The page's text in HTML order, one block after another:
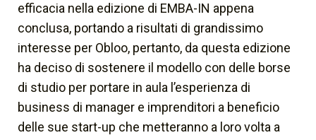
efficacia nella edizione di EMBA-IN appena
conclusa, portando a risultati di grandissimo
interesse per Obloo, pertanto, da questa edizione
ha deciso di sostenere il modello con delle borse
di studio per portare in aula l’esperienza di
business di manager e imprenditori a beneficio
delle sue start-up che metteranno a loro volta a